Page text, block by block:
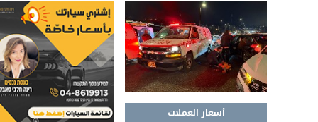
أسعار العملات